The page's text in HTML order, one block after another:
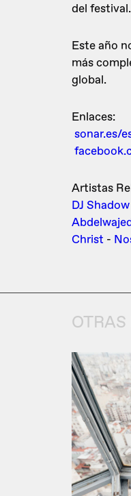
del festival.
Este año
más
global.
Enlaces:
sonar.es/
Artistas
DJ Shadow
Christ -
OTRAS